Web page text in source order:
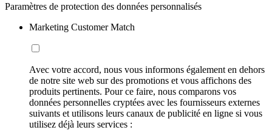
Paramètres de protection des données personnalisés
Marketing Customer Match
Avec votre accord, nous vous informons également en dehors
de notre site web sur des promotions et vous affichons des
produits pertinents. Pour ce faire, nous comparons vos
données personnelles cryptées avec les fournisseurs externes
suivants et utilisons leurs canaux de publicité en ligne si vous
utilisez déjà leurs services :